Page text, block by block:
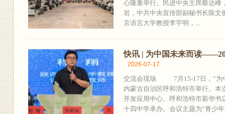
心隆重举行。民进中央主席蔡达峰
岩，中共中央宣传部副秘书长陈文
京语言大学教授李宇明，...
快讯 | 为中国未来而读
2026-07-17
交流会现场 7月15-17日，“为
内蒙古自治区呼和浩特市举行。
开发应用中心、呼和浩特市新华书
十四中学承办。会议主题为“青少